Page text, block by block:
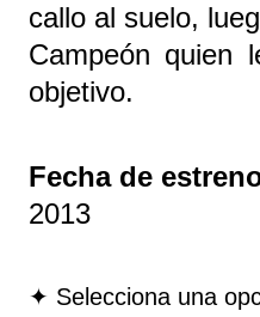
callo al suelo,
Campeón quien
objetivo.
Fecha de
2013
✦ Selecciona una